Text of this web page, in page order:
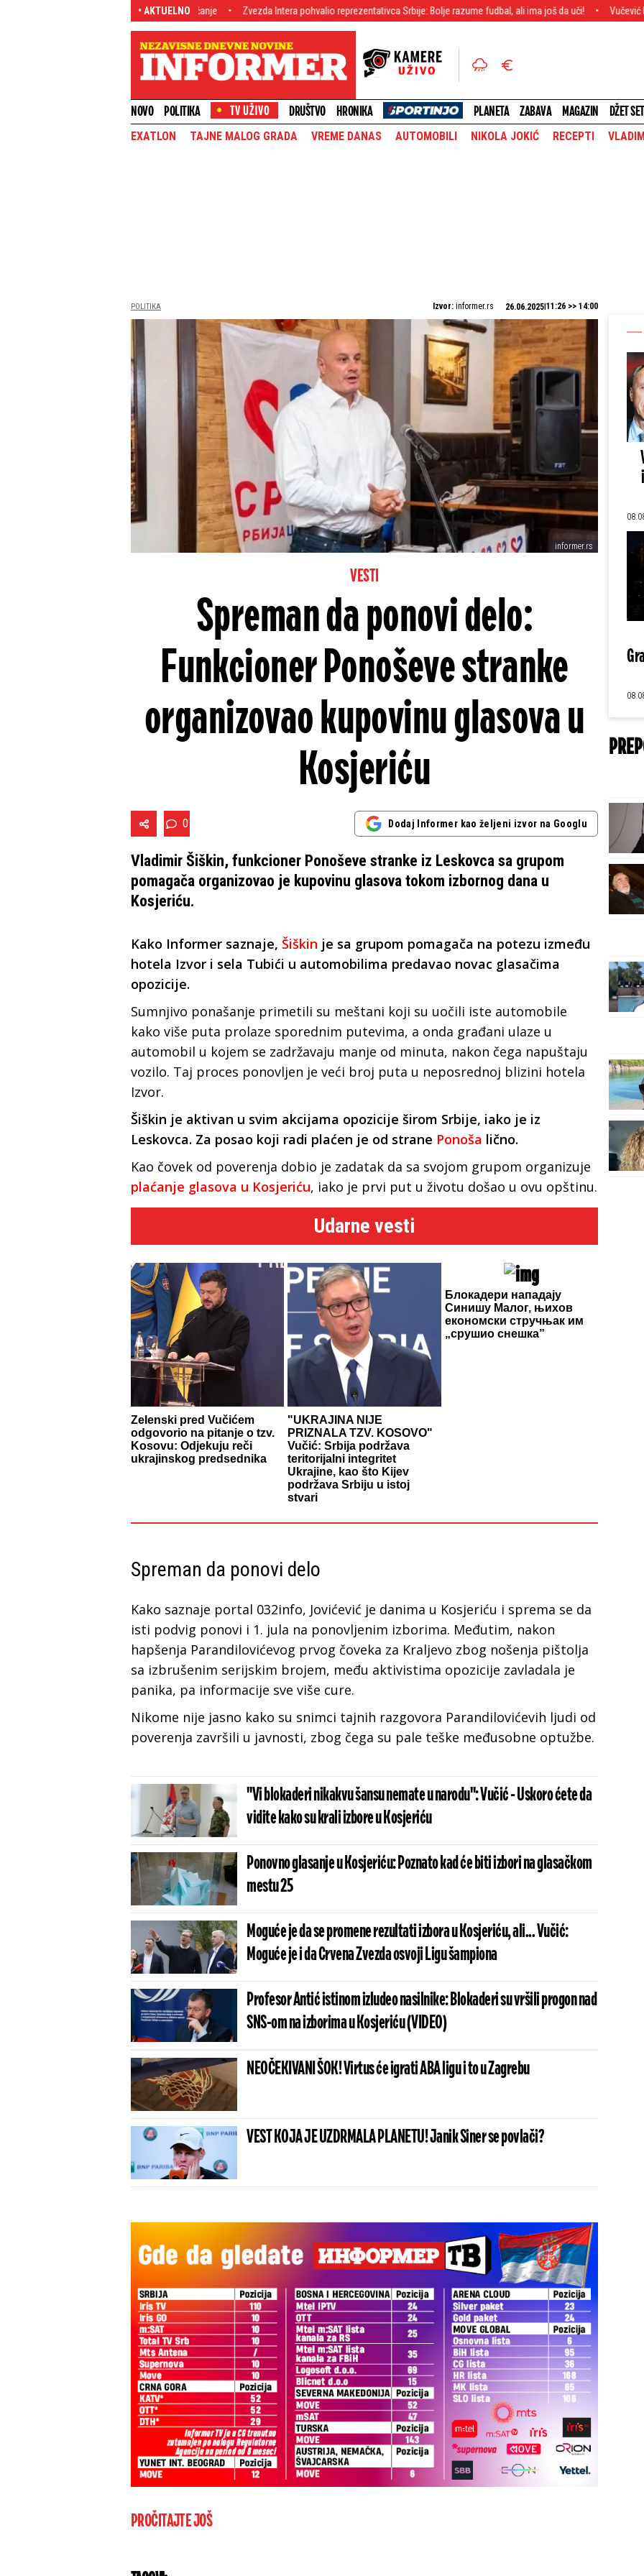
• AKTUELNO
dolara, a tek sledi veliko povećanje Zvezda Intera pohvalio reprezentativca Srbije: Bolje razume fudbal, ali ima još da uči! Vučević brutalno
NOVO POLITIKA DRUŠTVO HRONIKA PLANETA ZABAVA MAGAZIN DŽET SET
EXATLON TAJNE MALOG GRADA VREME DANAS AUTOMOBILI NIKOLA JOKIĆ RECEPTI
POLITIKA Izvor: informer.rs 26.06.2025 11:26 >> 14:00
informer.rs
VESTI
Spreman da ponovi delo:
Funkcioner Ponoševe stranke
organizovao kupovinu glasova u
Kosjeriću
0 Dodaj Informer kao željeni izvor na Googlu
Vladimir Šiškin, funkcioner Ponoševe stranke iz Leskovca sa grupom
pomagača organizovao je kupovinu glasova tokom izbornog dana u
Kosjeriću.
Kako Informer saznaje, Šiškin je sa grupom pomagača na potezu između
hotela Izvor i sela Tubići u automobilima predavao novac glasačima
opozicije.
Sumnjivo ponašanje primetili su meštani koji su uočili iste automobile
kako više puta prolaze sporednim putevima, a onda građani ulaze u
automobil u kojem se zadržavaju manje od minuta, nakon čega napuštaju
vozilo. Taj proces ponovljen je veći broj puta u neposrednoj blizini hotela
Izvor.
Šiškin je aktivan u svim akcijama opozicije širom Srbije, iako je iz
Leskovca. Za posao koji radi plaćen je od strane Ponoša lično.
Kao čovek od poverenja dobio je zadatak da sa svojom grupom organizuje
plaćanje glasova u Kosjeriću, iako je prvi put u životu došao u ovu opštinu.
Udarne vesti
Zelenski pred Vučićem
odgovorio na pitanje o tzv.
Kosovu: Odjekuju reči
ukrajinskog predsednika
"UKRAJINA NIJE
PRIZNALA TZV. KOSOVO"
Vučić: Srbija podržava
teritorijalni integritet
Ukrajine, kao što Kijev
podržava Srbiju u istoj
stvari
Блокадери нападају
Синишу Малог, њихов
економски стручњак им
„срушио снешка”
Spreman da ponovi delo
Kako saznaje portal 032info, Jovićević je danima u Kosjeriću i sprema se da
isti podvig ponovi i 1. jula na ponovljenim izborima. Međutim, nakon
hapšenja Parandilovićevog prvog čoveka za Kraljevo zbog nošenja pištolja
sa izbrušenim serijskim brojem, među aktivistima opozicije zavladala je
panika, pa informacije sve više cure.
Nikome nije jasno kako su snimci tajnih razgovora Parandilovićevih ljudi od
poverenja završili u javnosti, zbog čega su pale teške međusobne optužbe.
"Vi blokaderi nikakvu šansu nemate u narodu": Vučić - Uskoro ćete da
vidite kako su krali izbore u Kosjeriću
Ponovno glasanje u Kosjeriću: Poznato kad će biti izbori na glasačkom
mestu 25
Moguće je da se promene rezultati izbora u Kosjeriću, ali... Vučić:
Moguće je i da Crvena Zvezda osvoji Ligu šampiona
Profesor Antić istinom izludeo nasilnike: Blokaderi su vršili progon nad
SNS-om na izborima u Kosjeriću (VIDEO)
NEOČEKIVANI ŠOK! Virtus će igrati ABA ligu i to u Zagrebu
VEST KOJA JE UZDRMALA PLANETU! Janik Siner se povlači?
PROČITAJTE JOŠ